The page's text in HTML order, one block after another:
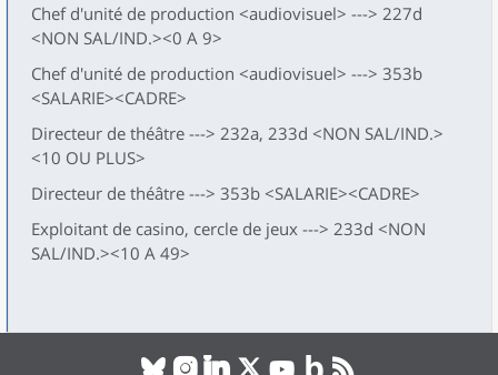
Chef d'unité de production <audiovisuel> ---> 227d
<NON SAL/IND.><0 A 9>
Chef d'unité de production <audiovisuel> ---> 353b
<SALARIE><CADRE>
Directeur de théâtre ---> 232a, 233d <NON SAL/IND.>
<10 OU PLUS>
Directeur de théâtre ---> 353b <SALARIE><CADRE>
Exploitant de casino, cercle de jeux ---> 233d <NON
SAL/IND.><10 A 49>